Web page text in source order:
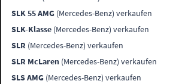
SLK 55 AMG (Mercedes-Benz) verkaufen
SLK-Klasse (Mercedes-Benz) verkaufen
SLR (Mercedes-Benz) verkaufen
SLR McLaren (Mercedes-Benz) verkaufen
SLS AMG (Mercedes-Benz) verkaufen